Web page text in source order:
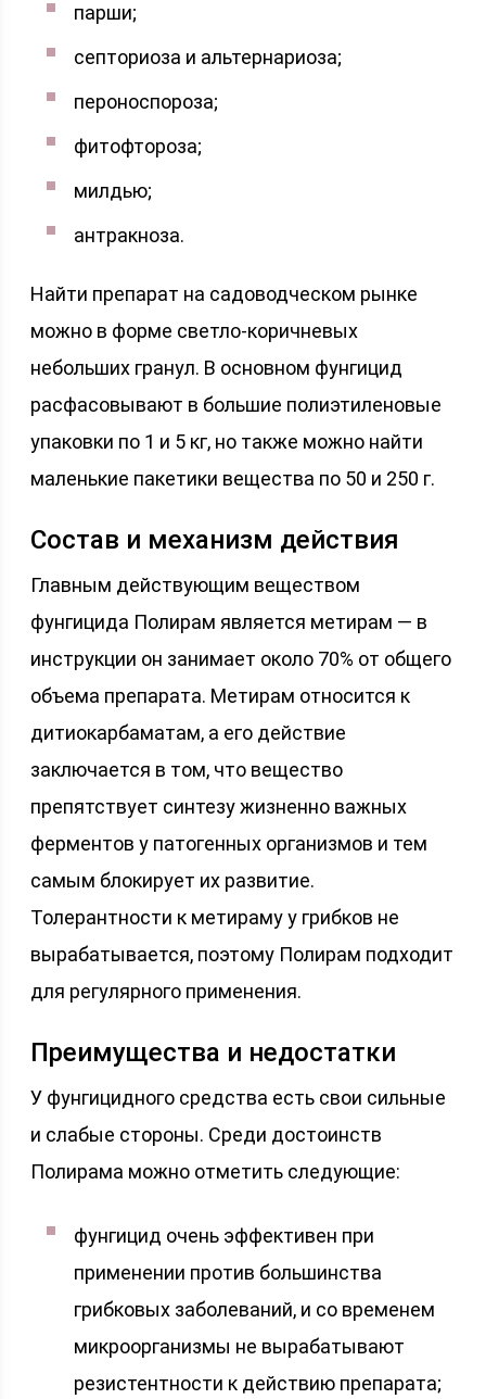
парши;
септориоза и альтернариоза;
пероноспороза;
фитофтороза;
милдью;
антракноза.
Найти препарат на садоводческом рынке
можно в форме светло-коричневых
небольших гранул. В основном фунгицид
расфасовывают в большие полиэтиленовые
упаковки по 1 и 5 кг, но также можно найти
маленькие пакетики вещества по 50 и 250 г.
Состав и механизм действия
Главным действующим веществом
фунгицида Полирам является метирам — в
инструкции он занимает около 70% от общего
объема препарата. Метирам относится к
дитиокарбаматам, а его действие
заключается в том, что вещество
препятствует синтезу жизненно важных
ферментов у патогенных организмов и тем
самым блокирует их развитие.
Толерантности к метираму у грибков не
вырабатывается, поэтому Полирам подходит
для регулярного применения.
Преимущества и недостатки
У фунгицидного средства есть свои сильные
и слабые стороны. Среди достоинств
Полирама можно отметить следующие:
фунгицид очень эффективен при
применении против большинства
грибковых заболеваний, и со временем
микроорганизмы не вырабатывают
резистентности к действию препарата;